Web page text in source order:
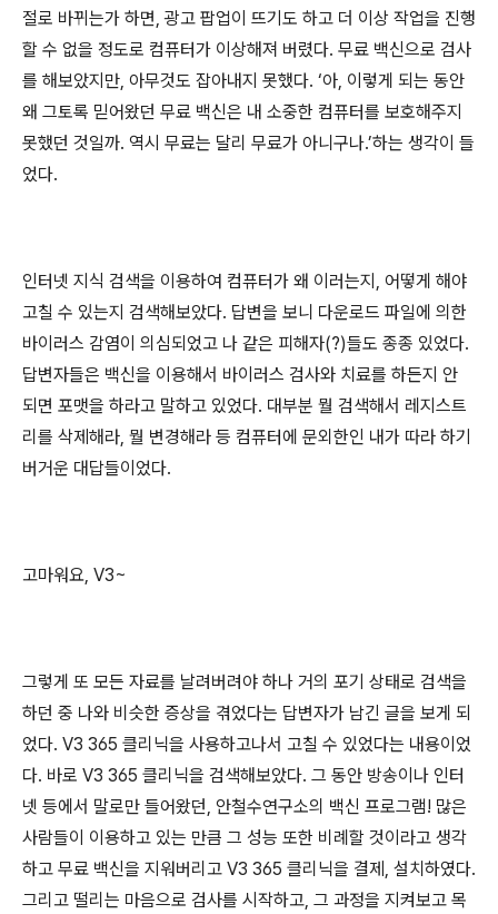
절로 바뀌는가 하면, 광고 팝업이 뜨기도 하고 더 이상 작업을 진행
할 수 없을 정도로 컴퓨터가 이상해져 버렸다. 무료 백신으로 검사
를 해보았지만, 아무것도 잡아내지 못했다. ‘아, 이렇게 되는 동안
왜 그토록 믿어왔던 무료 백신은 내 소중한 컴퓨터를 보호해주지
못했던 것일까. 역시 무료는 달리 무료가 아니구나.’하는 생각이 들
었다.
인터넷 지식 검색을 이용하여 컴퓨터가 왜 이러는지, 어떻게 해야
고칠 수 있는지 검색해보았다. 답변을 보니 다운로드 파일에 의한
바이러스 감염이 의심되었고 나 같은 피해자(?)들도 종종 있었다.
답변자들은 백신을 이용해서 바이러스 검사와 치료를 하든지 안
되면 포맷을 하라고 말하고 있었다. 대부분 뭘 검색해서 레지스트
리를 삭제해라, 뭘 변경해라 등 컴퓨터에 문외한인 내가 따라 하기
버거운 대답들이었다.
고마워요, V3~
그렇게 또 모든 자료를 날려버려야 하나 거의 포기 상태로 검색을
하던 중 나와 비슷한 증상을 겪었다는 답변자가 남긴 글을 보게 되
었다. V3 365 클리닉을 사용하고나서 고칠 수 있었다는 내용이었
다. 바로 V3 365 클리닉을 검색해보았다. 그 동안 방송이나 인터
넷 등에서 말로만 들어왔던, 안철수연구소의 백신 프로그램! 많은
사람들이 이용하고 있는 만큼 그 성능 또한 비례할 것이라고 생각
하고 무료 백신을 지워버리고 V3 365 클리닉을 결제, 설치하였다.
그리고 떨리는 마음으로 검사를 시작하고, 그 과정을 지켜보고 목